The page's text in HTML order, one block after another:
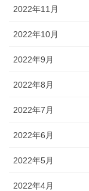
2022年11月
2022年10月
2022年9月
2022年8月
2022年7月
2022年6月
2022年5月
2022年4月